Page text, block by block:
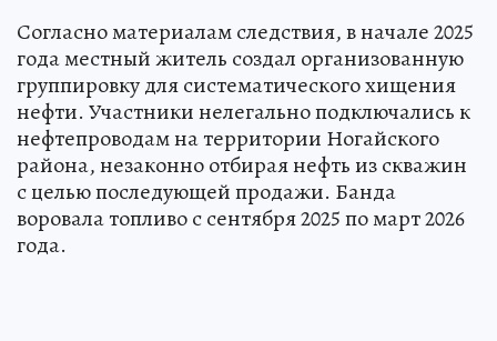
Согласно материалам следствия, в начале 2025
года местный житель создал организованную
группировку для систематического хищения
нефти. Участники нелегально подключались к
нефтепроводам на территории Ногайского
района, незаконно отбирая нефть из скважин
с целью последующей продажи. Банда
воровала топливо с сентября 2025 по март 2026
года.